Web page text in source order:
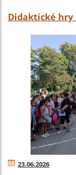
Didaktické hry
23.06.2026